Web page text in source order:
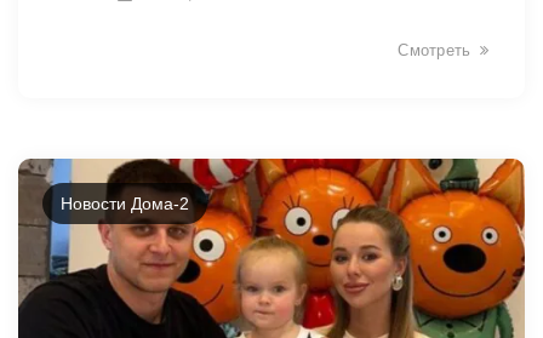
Смотреть
Новости Дома-2